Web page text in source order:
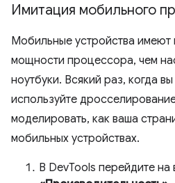
Имитация мобильного
Мобильные устройства имеют
мощности процессора, чем
ноутбуки. Всякий раз, когда
используйте
моделировать, как ваша
мобильных устройствах.
В DevTools перейдите на